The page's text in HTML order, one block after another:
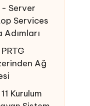
-Server
Services
PRTG
Ağ
Kurulum